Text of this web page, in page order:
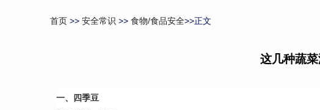
首页 >> 安全常识 >> 食物/食品安全>>正文
这几种蔬
一、四季豆